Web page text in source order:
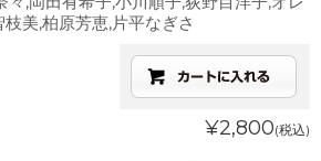
美,柏原芳恵,片平なぎさ
¥2,800(税込)